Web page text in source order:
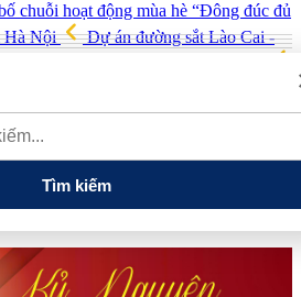
chuỗi hoạt động mùa hè “Đông đúc đủ
Hà Nội
Dự án đường sắt Lào Cai -
hội kết nối quốc tế cho doanh nghiệp
một không gian mạng an toàn, tin
hôm nay 6/8: Trong nước và thế giới
Tìm kiếm